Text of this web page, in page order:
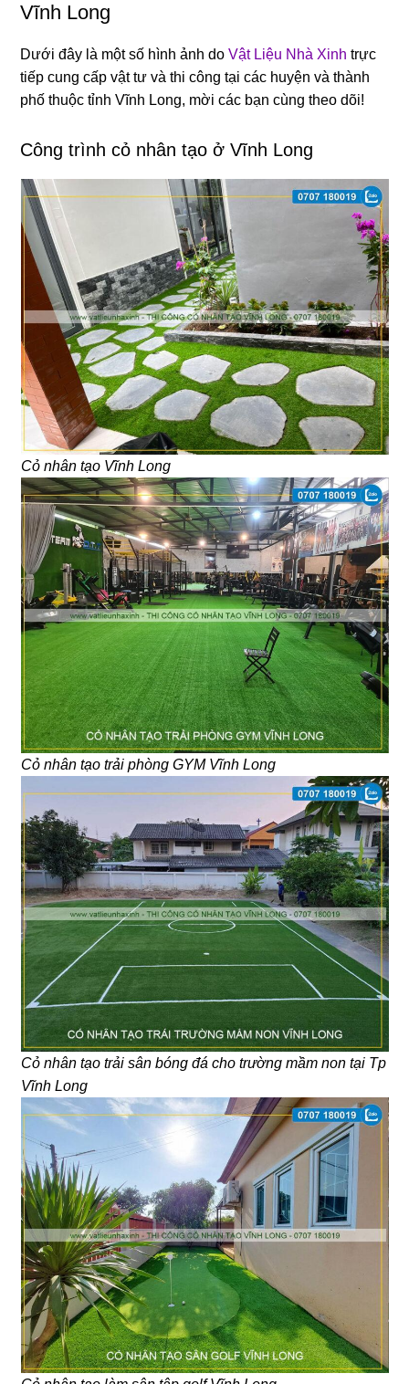
Vĩnh Long
Dưới đây là một số hình ảnh doVật Liệu Nhà Xinh trực
tiếp cung cấp vật tư và thi công tại các huyện và thành
phố thuộc tỉnh Vĩnh Long, mời các bạn cùng theo dõi!
Công trình cỏ nhân tạo ở Vĩnh Long
Cỏ nhân tạo Vĩnh Long
Cỏ nhân tạo trải phòng GYM Vĩnh Long
Cỏ nhân tạo trải sân bóng đá cho trường mầm non tại Tp
Vĩnh Long